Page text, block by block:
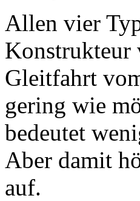
Allen vier
Konstrukteur
Gleitfahrt
gering wie
bedeutet
Aber damit
auf.